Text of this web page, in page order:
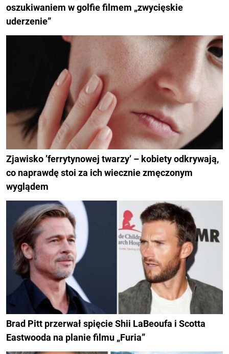
oszukiwaniem w golfie filmem „zwycięskie
uderzenie”
Zjawisko ’ferrytynowej twarzy’ – kobiety odkrywają,
co naprawdę stoi za ich wiecznie zmęczonym
wyglądem
Brad Pitt przerwał spięcie Shii LaBeoufa i Scotta
Eastwooda na planie filmu „Furia”